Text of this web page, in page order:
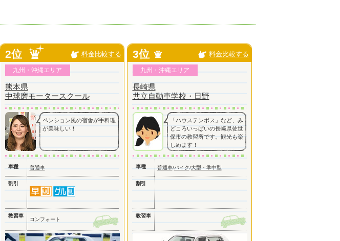
2位 料金比較する
九州・沖縄エリア
熊本県
中球磨モータースクール
ペンション風の宿舎が手料理
が美味しい！
車種 普通車
割引
教習車
コンフォート
3位 料金比較する
九州・沖縄エリア
長崎県
共立自動車学校・日野
「ハウステンボス」など、み
どころいっぱいの長崎県佐世
保市の教習所です。観光も楽
しめます！
車種 普通車/バイク/大型・準中型
割引
教習車